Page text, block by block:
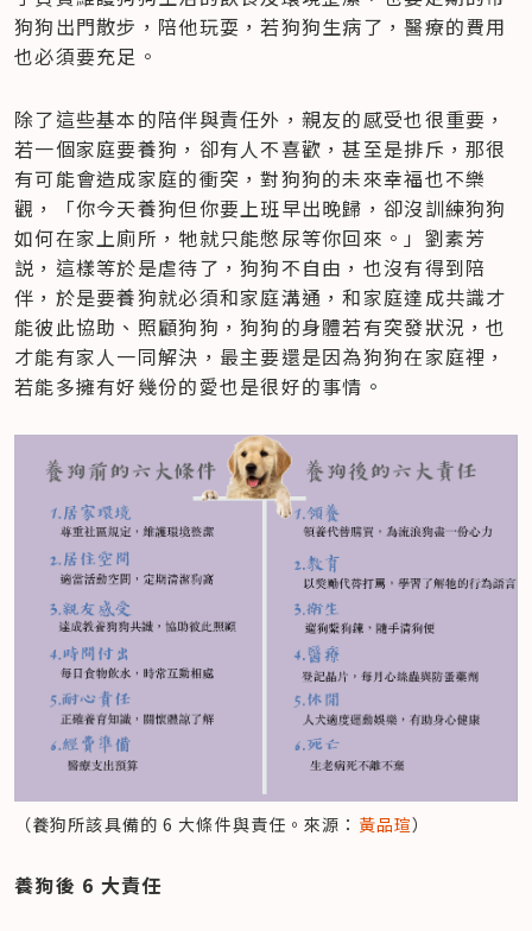
狗狗出門散步，陪他玩耍，若狗狗生病了，醫療的費用
也必須要充足。
除了這些基本的陪伴與責任外，親友的感受也很重要，
若一個家庭要養狗，卻有人不喜歡，甚至是排斥，那很
有可能會造成家庭的衝突，對狗狗的未來幸福也不樂
觀，「你今天養狗但你要上班早出晚歸，卻沒訓練狗狗
如何在家上廁所，牠就只能憋尿等你回來。」劉素芳
説，這樣等於是虐待了，狗狗不自由，也沒有得到陪
伴，於是要養狗就必須和家庭溝通，和家庭達成共識才
能彼此協助、照顧狗狗，狗狗的身體若有突發狀況，也
才能有家人一同解決，最主要還是因為狗狗在家庭裡，
若能多擁有好幾份的愛也是很好的事情。
（養狗所該具備的 6 大條件與責任。來源： 黃品瑄）
養狗後 6 大責任